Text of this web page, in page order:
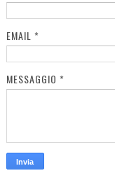
EMAIL *
MESSAGGIO *